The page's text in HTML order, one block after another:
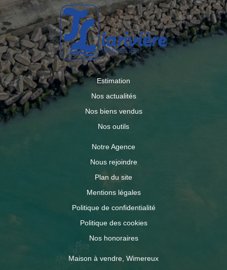
Estimation
Nos actualités
Nos biens vendus
Nos outils
Notre Agence
Nous rejoindre
Plan du site
Mentions légales
Politique de confidentialité
Politique des cookies
Nos honoraires
Maison à vendre, Wimereux